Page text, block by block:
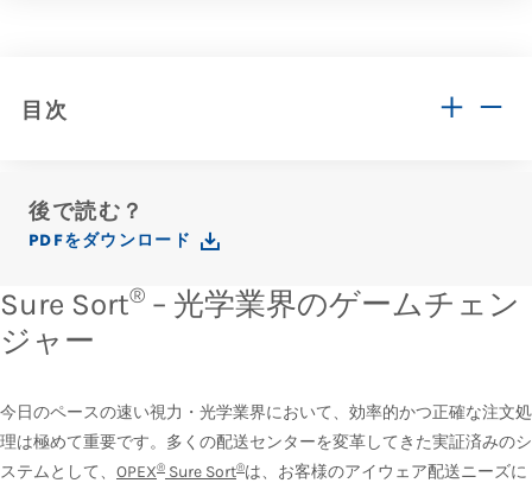
目次
後で読む？
PDFをダウンロード
Sure Sort® – 光学業界のゲームチェン
ジャー
今日のペースの速い視力・光学業界において、効率的かつ正確な注文処
理は極めて重要です。多くの配送センターを変革してきた実証済みのシ
ステムとして、 OPEX® Sure Sort®は、お客様のアイウェア配送ニーズに